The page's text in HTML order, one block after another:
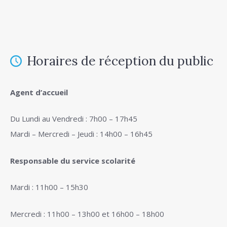
Horaires de réception du public
Agent d’accueil
Du Lundi au Vendredi : 7h00 – 17h45
Mardi – Mercredi – Jeudi : 14h00 – 16h45
Responsable du service scolarité
Mardi : 11h00 – 15h30
Mercredi : 11h00 – 13h00 et 16h00 – 18h00